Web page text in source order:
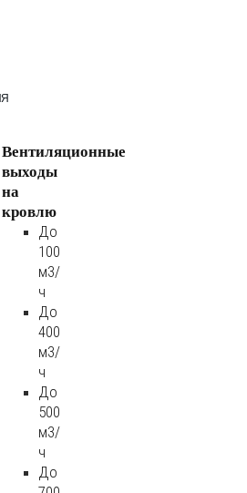
Вентиляционные
выходы
на
кровлю
До
100
м3/
ч
До
400
м3/
ч
До
500
м3/
ч
До